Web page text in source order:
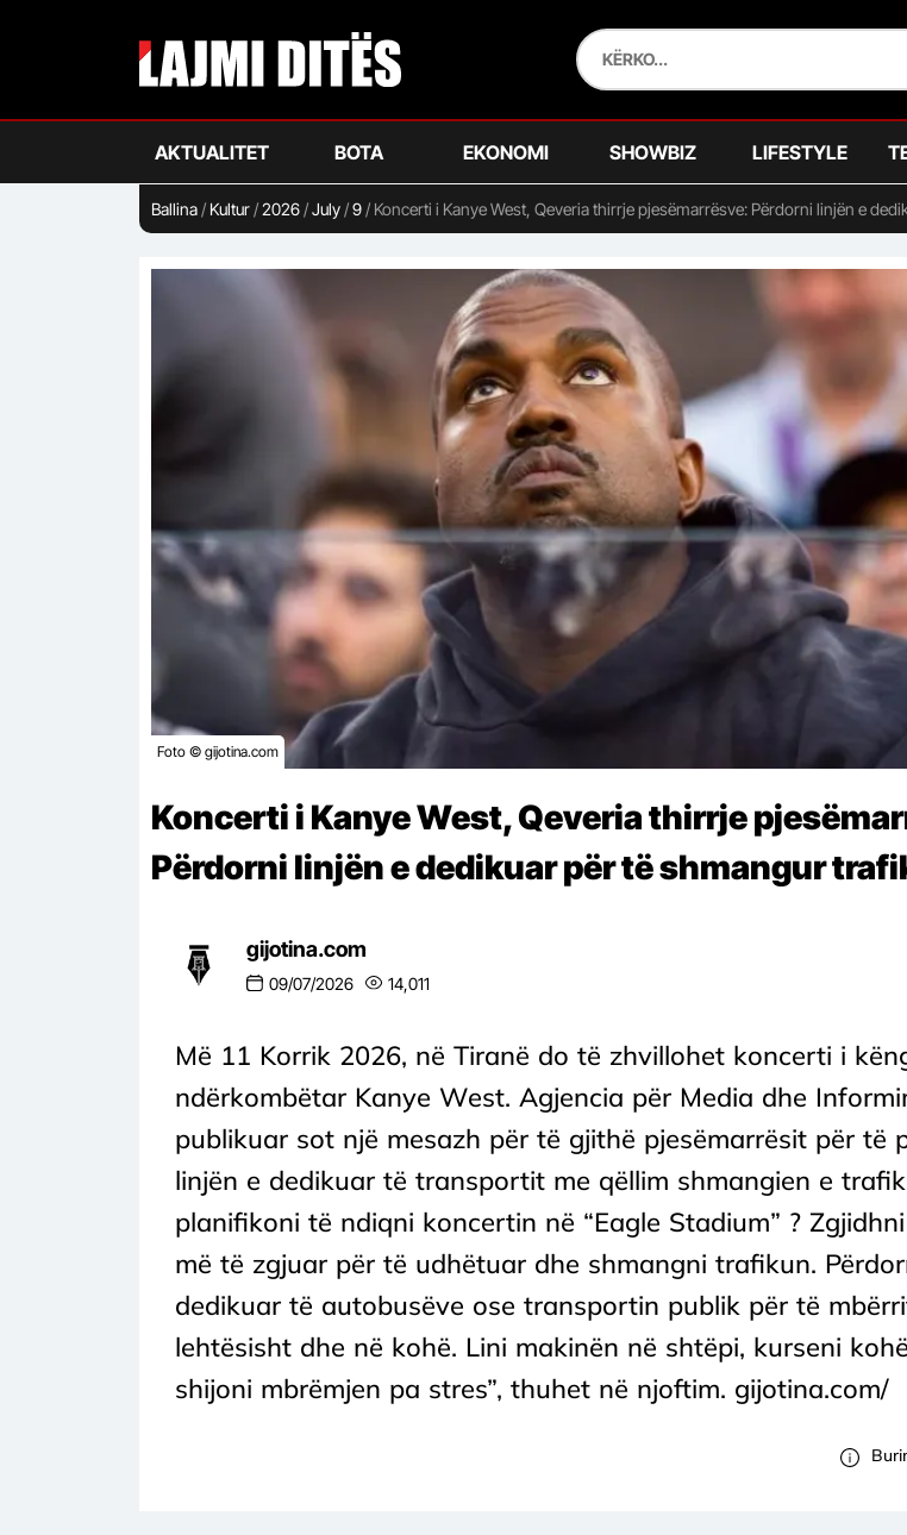
AKTUALITET BOTA EKONOMI SHOWBIZ LIFESTYLE
Ballina/ Kultur/2026/July/9/ Koncerti i Kanye West, Qeveria thirrje pjesëmarrësve: Përdorni linjën e
Foto © gijotina.com
Koncerti i Kanye West, Qeveria thirrje
Përdorni linjën e dedikuar për të shmangur
gijotina.com
09/07/2026 14,011
Më 11 Korrik 2026, në Tiranë do të zhvillohet koncerti i
ndërkombëtar Kanye West. Agjencia për Media dhe
publikuar sot një mesazh për të gjithë pjesëmarrësit për të
linjën e dedikuar të transportit me qëllim shmangien e
planifikoni të ndiqni koncertin në “Eagle Stadium” ?
më të zgjuar për të udhëtuar dhe shmangni trafikun.
dedikuar të autobusëve ose transportin publik për të
lehtësisht dhe në kohë. Lini makinën në shtëpi, kurseni
shijoni mbrëmjen pa stres”, thuhet në njoftim. gijotina.com/